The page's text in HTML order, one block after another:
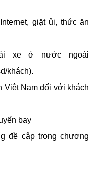
giặt ủi, thức ăn
xe ở nước ngoài
khách).
Việt Nam đối với khách
bay
đề cập trong chương